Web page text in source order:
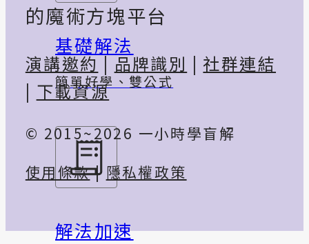
基礎解法
簡單好學、雙公式
解法加速
的魔術方塊平台
演講邀約|品牌識別 | 社群連結
| 下載資源
© 2015~2026 一小時學盲解
使用條款| 隱私權政策